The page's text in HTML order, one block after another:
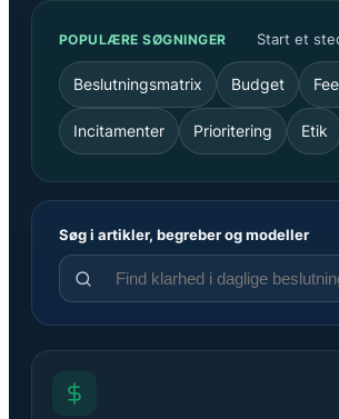
POPULÆRE SØGNINGER Start et
Beslutningsmatrix Budget
Incitamenter Prioritering Etik
Søg i artikler, begreber og modeller